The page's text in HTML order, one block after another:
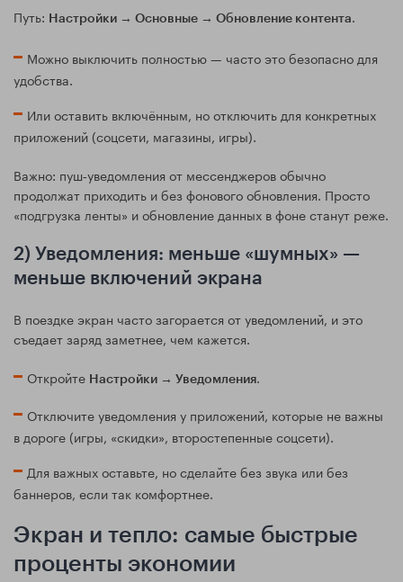
Путь: Настройки → Основные → Обновление контента.
Можно выключить полностью — часто это безопасно для
удобства.
Или оставить включённым, но отключить для конкретных
приложений (соцсети, магазины, игры).
Важно: пуш‑уведомления от мессенджеров обычно
продолжат приходить и без фонового обновления. Просто
«подгрузка ленты» и обновление данных в фоне станут реже.
2) Уведомления: меньше «шумных» —
меньше включений экрана
В поездке экран часто загорается от уведомлений, и это
съедает заряд заметнее, чем кажется.
Откройте Настройки → Уведомления.
Отключите уведомления у приложений, которые не важны
в дороге (игры, «скидки», второстепенные соцсети).
Для важных оставьте, но сделайте без звука или без
баннеров, если так комфортнее.
Экран и тепло: самые быстрые
проценты экономии